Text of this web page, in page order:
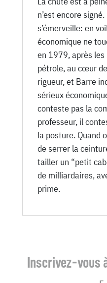
n’est encore
s’émerveille: en
économique ne
en 1979, après les
pétrole, au cœur
rigueur, et Barre
sérieux
conteste pas la
professeur, il
la posture. Quand
de serrer la
tailler un “petit
de milliardaires,
prime.
Inscrivez-vous